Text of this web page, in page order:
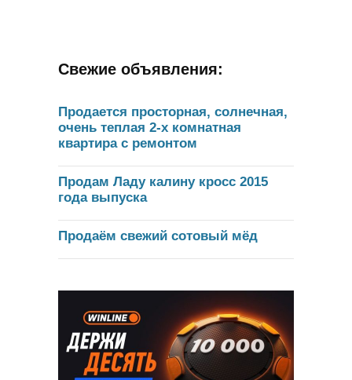
Свежие объявления:
Продается просторная, солнечная,
очень теплая 2-х комнатная
квартира с ремонтом
Продам Ладу калину кросс 2015
года выпуска
Продаём свежий сотовый мёд